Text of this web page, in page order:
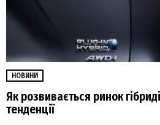
НОВИНИ
Як розвивається ринок
тенденції